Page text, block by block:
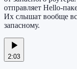
отправляет Hello-
Их слышат вообще
запасному.
2:03